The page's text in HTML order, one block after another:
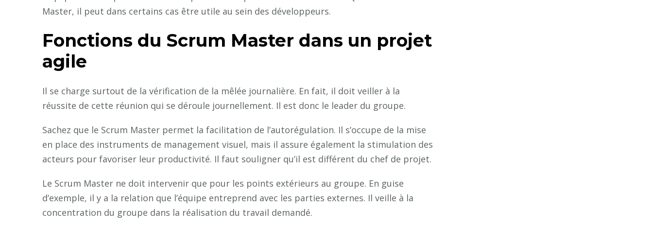
Master, il peut dans certains cas être utile au sein des développeurs.
Fonctions du Scrum Master dans un projet
agile
Il se charge surtout de la vérification de la mêlée journalière. En fait, il doit veiller à la
réussite de cette réunion qui se déroule journellement. Il est donc le leader du groupe.
Sachez que le Scrum Master permet la facilitation de l’autorégulation. Il s’occupe de la mise
en place des instruments de management visuel, mais il assure également la stimulation des
acteurs pour favoriser leur productivité. Il faut souligner qu’il est différent du chef de projet.
Le Scrum Master ne doit intervenir que pour les points extérieurs au groupe. En guise
d’exemple, il y a la relation que l’équipe entreprend avec les parties externes. Il veille à la
concentration du groupe dans la réalisation du travail demandé.